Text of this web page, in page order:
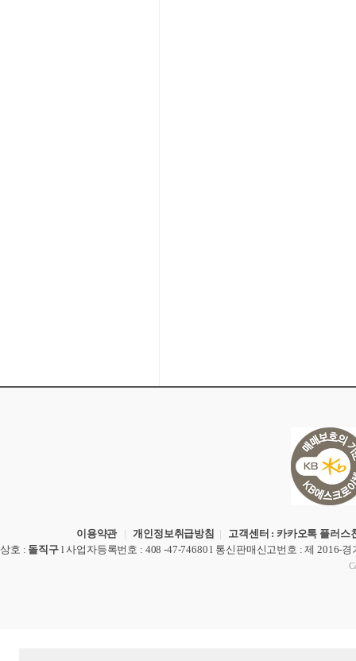
이용약관 |개인정보취급방침 | 고객센터 : 카카오톡 플러스
상호 : 돌직구 l사업자등록번호 : 408 -47-74680 l 통신판매신고번호 : 제 2016-